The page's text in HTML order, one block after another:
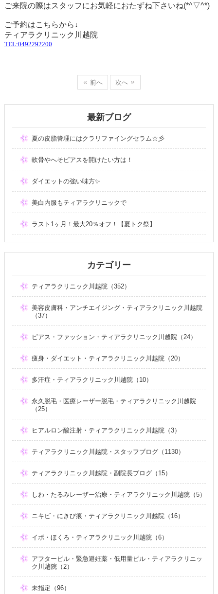
ご来院の際はスタッフにお気軽におたずね下さいね(*^▽^*)
ご予約はこちらから↓
ティアラクリニック川越院
TEL:0492292200
前へ 次へ
最新ブログ
夏の皮脂管理にはクラリファイングセラム☆彡
軟骨やへそピアスを開けたい方は！
ダイエットの強い味方✨
美白内服もティアラクリニックで
ラスト1ヶ月！最大20％オフ！【夏トク祭】
カテゴリー
ティアラクリニック川越院（352）
美容皮膚科・アンチエイジング・ティアラクリニック川越院
（37）
ピアス・ファッション・ティアラクリニック川越院（24）
痩身・ダイエット・ティアラクリニック川越院（20）
多汗症・ティアラクリニック川越院（10）
永久脱毛・医療レーザー脱毛・ティアラクリニック川越院
（25）
ヒアルロン酸注射・ティアラクリニック川越院（3）
ティアラクリニック川越院・スタッフブログ（1130）
ティアラクリニック川越院・副院長ブログ（15）
しわ・たるみレーザー治療・ティアラクリニック川越院（5）
ニキビ・にきび痕・ティアラクリニック川越院（16）
イボ・ほくろ・ティアラクリニック川越院（6）
アフターピル・緊急避妊薬・低用量ピル・ティアラクリニッ
ク川越院（2）
未指定（96）